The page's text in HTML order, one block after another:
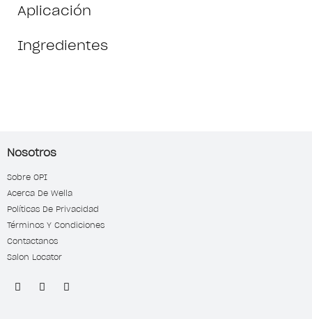
Aplicación
Ingredientes
Nosotros
Sobre OPI
Acerca De Wella
Políticas De Privacidad
Términos Y Condiciones
Contactanos
Salon Locator